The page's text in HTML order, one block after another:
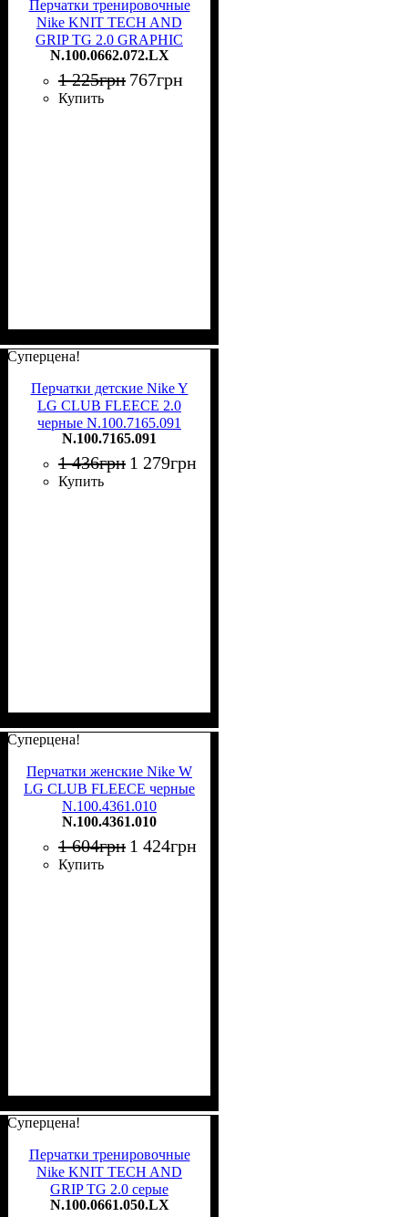
Перчатки тренировочные
Nike KNIT TECH AND
GRIP TG 2.0 GRAPHIC
серые N.100.0662.072.LX
N.100.0662.072.LX
1 225грн 767грн
Купить
Суперцена!
Перчатки детские Nike Y
LG CLUB FLEECE 2.0
черные N.100.7165.091
N.100.7165.091
1 436грн 1 279грн
Купить
Суперцена!
Перчатки женские Nike W
LG CLUB FLEECE черные
N.100.4361.010
N.100.4361.010
1 604грн 1 424грн
Купить
Суперцена!
Перчатки тренировочные
Nike KNIT TECH AND
GRIP TG 2.0 серые
N.100.0661.050.LX
N.100.0661.050.LX